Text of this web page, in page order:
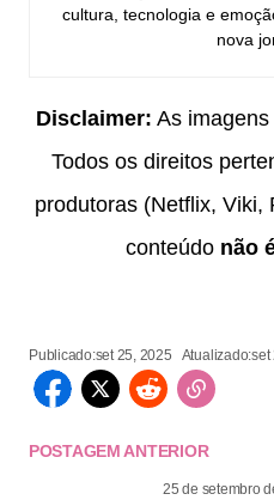
cultura, tecnologia e
nova
Disclaimer: As
Todos os direitos
produtoras (Netflix, Viki,
conteúdo não
Publicado:set 25, 2025 Atualizado:set
POSTAGEM ANTERIOR
25 de setembro